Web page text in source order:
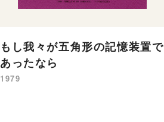
もし我々が五角形の記憶装置で
あったなら
1979